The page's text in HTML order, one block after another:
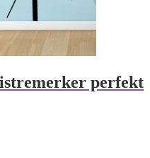
perfekt